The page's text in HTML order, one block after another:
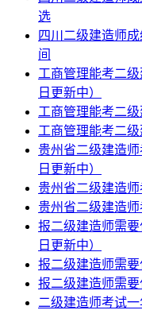
选
四川二级建造师
间
工商管理能考二
日更新中）
工商管理能考二
工商管理能考二
贵州省二级建造
日更新中）
贵州省二级建造
贵州省二级建造
报二级建造师需
日更新中）
报二级建造师需
报二级建造师需
二级建造师考试